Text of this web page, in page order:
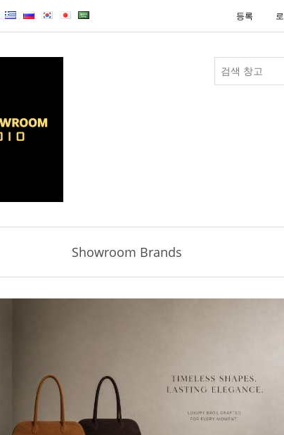
등록
Showroom Brands